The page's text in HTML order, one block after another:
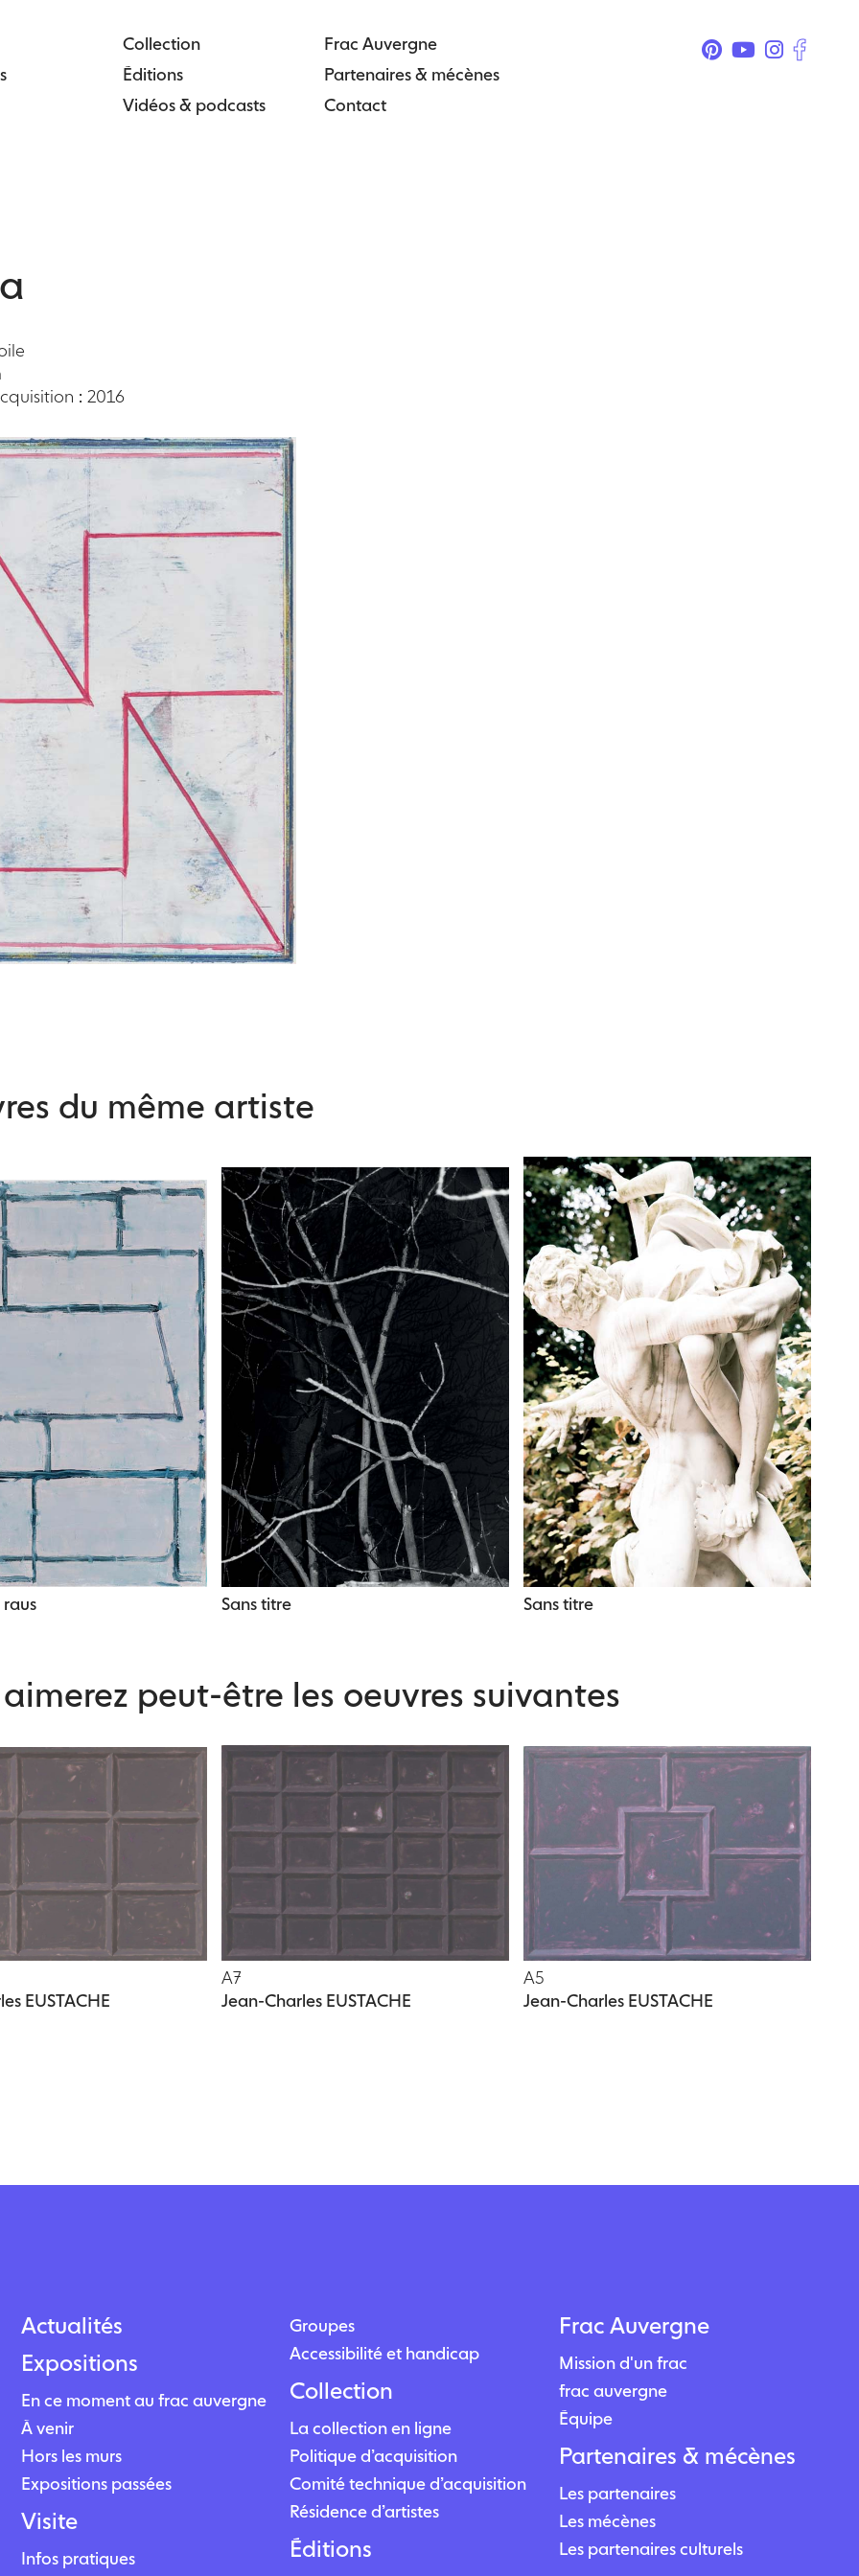
Collection
Éditions
Vidéos & podcasts
Frac Auvergne
Partenaires & mécènes
Contact
: 2016
du même artiste
raus Sans titre Sans titre
peut-être les oeuvres suivantes
EUSTACHE
A7
Jean-Charles EUSTACHE
A5
Jean-Charles EUSTACHE
Actualités
Expositions
En ce moment au frac auvergne
À venir
Hors les murs
Expositions passées
Visite
Infos pratiques
Groupes
Accessibilité et handicap
Collection
La collection en ligne
Politique d’acquisition
Comité technique d’acquisition
Résidence d’artistes
Éditions
Frac Auvergne
Mission d'un frac
frac auvergne
Équipe
Partenaires & mécènes
Les partenaires
Les mécènes
Les partenaires culturels